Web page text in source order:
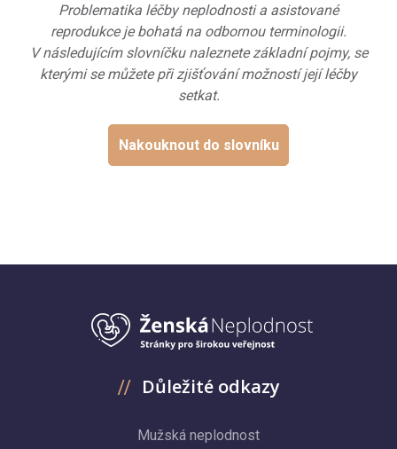
Problematika léčby neplodnosti a asistované
reprodukce je bohatá na odbornou terminologii.
V následujícím slovníčku naleznete základní pojmy, se
kterými se můžete při zjišťování možností její léčby
setkat.
Nakouknout do slovníku
Důležité odkazy
Mužská neplodnost